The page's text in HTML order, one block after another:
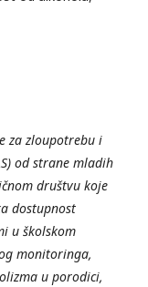
za zloupotrebu i
od strane mladih
društvu koje
dostupnost
u školskom
monitoringa,
u porodici,